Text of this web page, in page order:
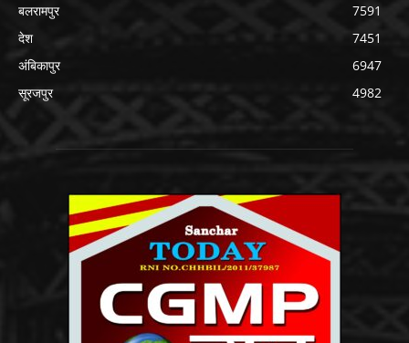
बलरामपुर
7591
देश
7451
अंबिकापुर
6947
सूरजपुर
4982